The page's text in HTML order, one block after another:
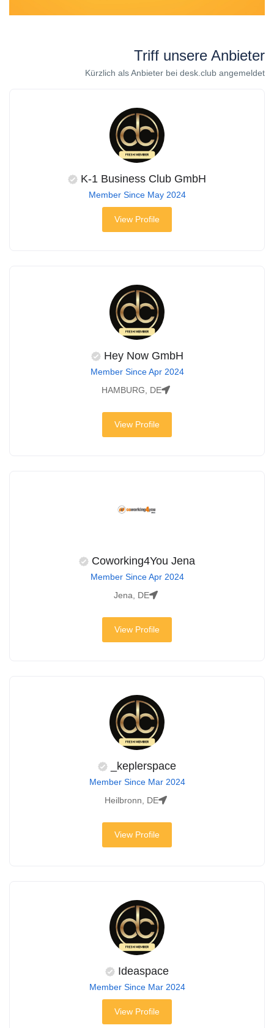
Triff unsere Anbieter
Kürzlich als Anbieter bei desk.club angemeldet
K-1 Business Club GmbH
Member Since May 2024
View Profile
Hey Now GmbH
Member Since Apr 2024
HAMBURG, DE
View Profile
Coworking4You Jena
Member Since Apr 2024
Jena, DE
View Profile
keplerspace_
Member Since Mar 2024
Heilbronn, DE
View Profile
Ideaspace
Member Since Mar 2024
View Profile